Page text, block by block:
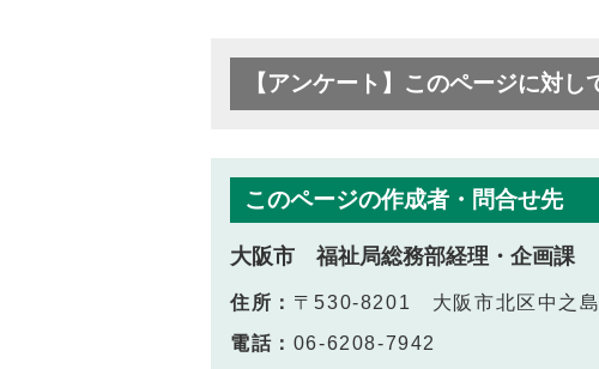
【アンケート】このページに対
このページの作成者・問合せ先
大阪市 福祉局総務部経理・企画課
住所： 〒530-8201 大阪市北区中之島
電話： 06-6208-7942